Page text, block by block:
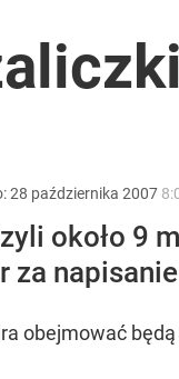
na Ukraińców
Sondaż dla
28 października 2007
około 9
za
obejmować